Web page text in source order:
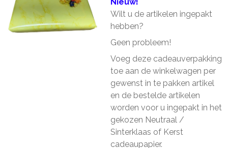
Wilt u de artikelen ingepakt
hebben?
Geen probleem!
Voeg deze cadeauverpakking
toe aan de winkelwagen per
gewenst in te pakken artikel
en de bestelde artikelen
worden voor u ingepakt in het
gekozen Neutraal /
Sinterklaas of Kerst
cadeaupapier.